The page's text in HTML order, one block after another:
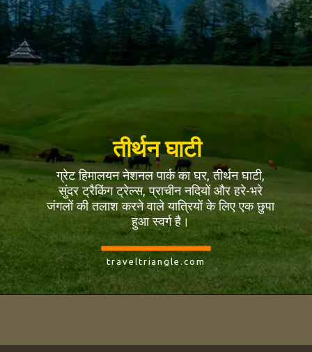
तीर्थन घाटी
ग्रेट हिमालयन नेशनल पार्क का घर, तीर्थन घाटी,
सुंदर ट्रैकिंग ट्रेल्स, प्राचीन नदियों और हरे-भरे
जंगलों की तलाश करने वाले यात्रियों के लिए एक छुपा
हुआ स्वर्ग है।
traveltriangle.com